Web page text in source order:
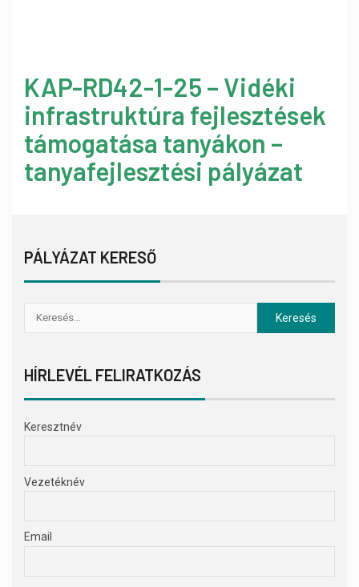
KAP-RD42-1-25 – Vidéki
infrastruktúra fejlesztések
támogatása tanyákon –
tanyafejlesztési pályázat
PÁLYÁZAT KERESŐ
HÍRLEVÉL FELIRATKOZÁS
Keresztnév
Vezetéknév
Email